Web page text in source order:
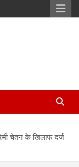
चेतन के खिलाफ दर्ज